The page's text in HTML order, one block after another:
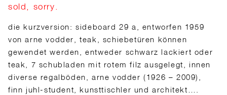
sold, sorry.
die kurzversion: sideboard 29 a, entworfen 1959
von arne vodder, teak, schiebetüren können
gewendet werden, entweder schwarz lackiert oder
teak, 7 schubladen mit rotem filz ausgelegt, innen
diverse regalböden, arne vodder (1926 – 2009),
finn juhl-student, kunsttischler und architekt….